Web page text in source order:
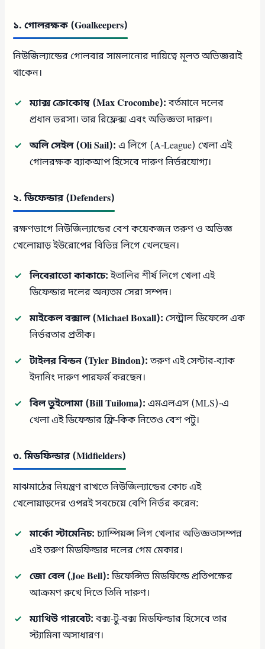
১. গোলরক্ষক (Goalkeepers)
নিউজিল্যান্ডের গোলবার সামলানোর দায়িত্বে মূলত অভিজ্ঞরাই
থাকেন।
ম্যাক্স ক্রোকোম্ব (Max Crocombe):বর্তমানে দলের
প্রধান ভরসা। তার রিফ্লেক্স এবং অভিজ্ঞতা দারুণ।
অলি সেইল (Oli Sail): এ লিগে (A-League) খেলা এই
গোলরক্ষক ব্যাকআপ হিসেবে দারুণ নির্ভরযোগ্য।
২. ডিফেন্ডার (Defenders)
রক্ষণভাগে নিউজিল্যান্ডের বেশ কয়েকজন তরুণ ও অভিজ্ঞ
খেলোয়াড় ইউরোপের বিভিন্ন লিগে খেলছেন।
লিবেরাতো কাকাচে:ইতালির শীর্ষ লিগে খেলা এই
ডিফেন্ডার দলের অন্যতম সেরা সম্পদ।
মাইকেল বক্সাল (Michael Boxall): সেন্ট্রাল ডিফেন্সে এক
নির্ভরতার প্রতীক।
টাইলর বিন্ডন (Tyler Bindon):তরুণ এই সেন্টার-ব্যাক
ইদানিং দারুণ পারফর্ম করছেন।
বিল তুইলোমা (Bill Tuiloma): এমএলএস (MLS)-এ
খেলা এই ডিফেন্ডার ফ্রি-কিক নিতেও বেশ পটু।
৩. মিডফিল্ডার (Midfielders)
মাঝমাঠের নিয়ন্ত্রণ রাখতে নিউজিল্যান্ডের কোচ এই
খেলোয়াড়দের ওপরই সবচেয়ে বেশি নির্ভর করেন:
মার্কো স্টামেনিচ:চ্যাম্পিয়ন্স লিগ খেলার অভিজ্ঞতাসম্পন্ন
এই তরুণ মিডফিল্ডার দলের গেম মেকার।
জো বেল (Joe Bell):ডিফেন্সিভ মিডফিল্ডে প্রতিপক্ষের
আক্রমণ রুখে দিতে তিনি দারুণ।
ম্যাথিউ গারবেট:বক্স-টু-বক্স মিডফিল্ডার হিসেবে তার
স্ট্যামিনা অসাধারণ।